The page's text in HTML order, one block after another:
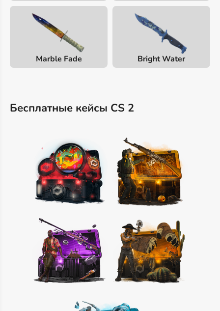
Marble Fade Bright Water
Бесплатные кейсы CS 2